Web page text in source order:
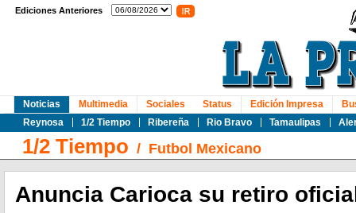
Ediciones Anteriores
Noticias
Reynosa
1/2 Tiempo Ribereña Rio Bravo Tamaulipas
Multimedia Sociales Status Edición Impresa
1/2 Tiempo / Futbol Mexicano
Anuncia Carioca su retiro